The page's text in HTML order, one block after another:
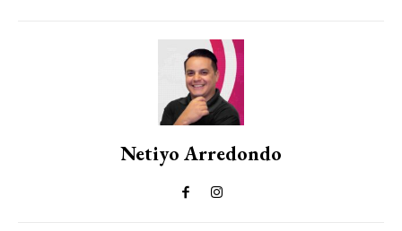
Netiyo Arredondo